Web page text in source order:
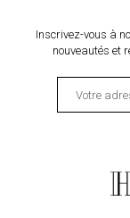
Inscrivez-vous à
nouveautés et